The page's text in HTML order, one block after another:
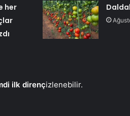
her
ilk dirençizlenebilir.